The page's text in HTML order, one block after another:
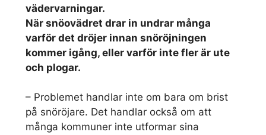
vädervarningar.
När snöovädret drar in undrar många
varför det dröjer innan snöröjningen
kommer igång, eller varför inte fler är ute
och plogar.
– Problemet handlar inte om bara om brist
på snöröjare. Det handlar också om att
många kommuner inte utformar sina